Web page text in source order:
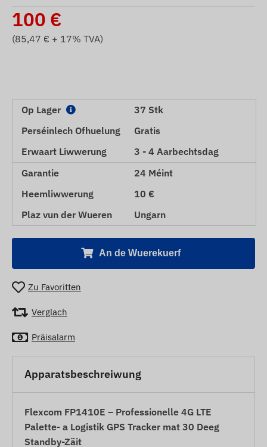
100 €
(85,47 € + 17% TVA)
Op Lager
37 Stk
Perséinlech Ofhuelung
Gratis
Erwaart Liwwerung
3 - 4 Aarbechtsdag
Garantie
24 Méint
Heemliwwerung
10 €
Plaz vun der Wueren
Ungarn
An de Wuerekuerf
Zu Favoritten
Verglach
Präisalarm
Apparatsbeschreiwung
Flexcom FP1410E – Professionelle 4G LTE
Palette- a Logistik GPS Tracker mat 30 Deeg
Standby-Zäit